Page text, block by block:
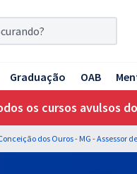
Graduação OAB
os cursos avulsos